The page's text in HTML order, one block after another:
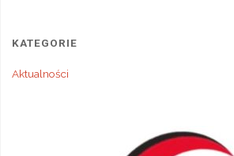
KATEGORIE
Aktualności